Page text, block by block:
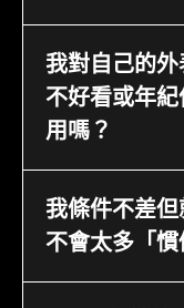
我對自己的
不好看或年
用嗎？
我條件不差
不會太多「慣